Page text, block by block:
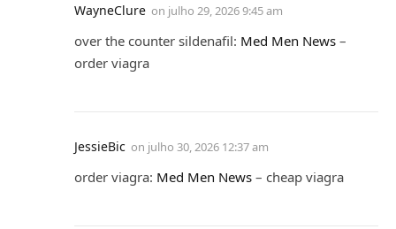
WayneClure on julho 29, 2026 9:45 am
over the counter sildenafil: Med Men News –
order viagra
JessieBic on julho 30, 2026 12:37 am
order viagra: Med Men News – cheap viagra